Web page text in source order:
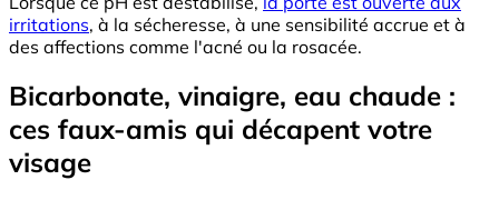
irritations, à la sécheresse, à une sensibilité accrue et à
des affections comme l'acné ou la rosacée.
Bicarbonate, vinaigre, eau chaude :
ces faux-amis qui décapent votre
visage